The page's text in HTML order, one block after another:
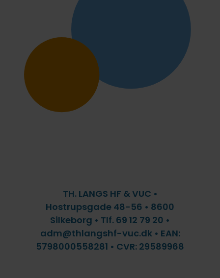
TH. LANGS HF & VUC •
Hostrupsgade 48-56 • 8600
Silkeborg • Tlf. 69 12 79 20 •
adm@thlangshf-vuc.dk • EAN:
5798000558281 • CVR: 29589968
fællesskab uden forstyrrelser
FVU (forb. voksenundervisning)
IT på fjernundervisning
Ledige stillinger